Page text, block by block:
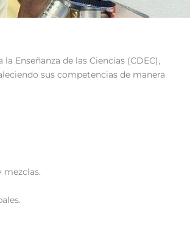
Enseñanza de las Ciencias (CDEC),
sus competencias de manera
mezclas.